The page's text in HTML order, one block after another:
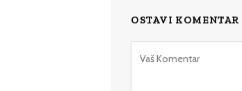
OSTAVI KOMENTAR